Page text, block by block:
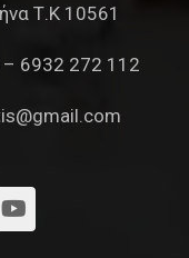
Τ.Κ 10561
6932 272 112